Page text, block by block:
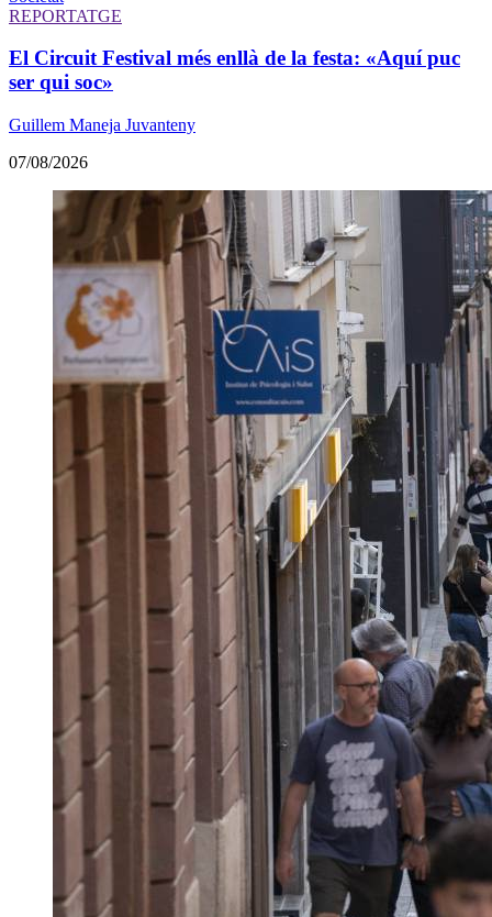
REPORTATGE
El Circuit Festival més enllà de la festa: «Aquí puc
ser qui soc»
Guillem Maneja Juvanteny
07/08/2026